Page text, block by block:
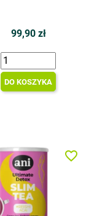
99,90 zł
DO KOSZYKA
favorite_border